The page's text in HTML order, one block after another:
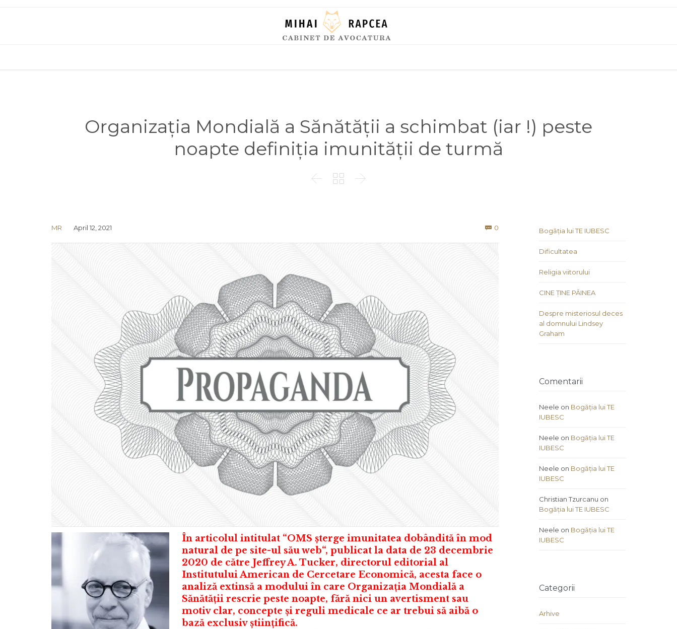
Organizația Mondială a Sănătății a schimbat (iar !) peste
noapte definiția imunității de turmă
  
MR April 12, 2021  0
În articolul intitulat “OMS șterge imunitatea dobândită în mod
natural de pe site-ul său web“, publicat la data de 23 decembrie
2020 de către Jeffrey A. Tucker, directorul editorial al
Institutului American de Cercetare Economică, acesta face o
analiză extinsă a modului în care Organizația Mondială a
Sănătății rescrie peste noapte, fără nici un avertisment sau
motiv clar, concepte și reguli medicale ce ar trebui să aibă o
bază exclusiv științifică.
Bogăția lui TE IUBESC
Dificultatea
Religia viitorului
CINE ȚINE PÂINEA
Despre misteriosul deces
al domnului Lindsey
Graham
Comentarii
Neele on Bogăția lui TE
IUBESC
Neele on Bogăția lui TE
IUBESC
Neele on Bogăția lui TE
IUBESC
Christian Tzurcanu on
Bogăția lui TE IUBESC
Neele on Bogăția lui TE
IUBESC
Categorii
Arhive